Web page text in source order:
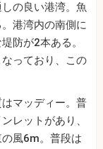
の良い港湾。魚
港湾内の南側に
防が2本ある。
っており、この
マッディー。普
レットがあり、
風6m。普段は